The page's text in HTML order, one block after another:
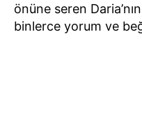
önüne seren
binlerce yorum ve